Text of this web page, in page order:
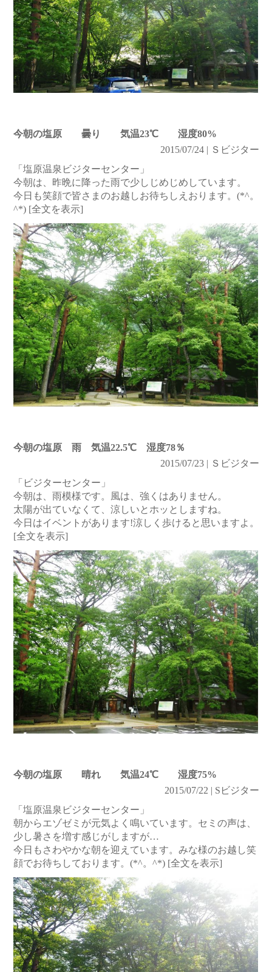
今朝の塩原 曇り 気温23℃ 湿度80%
2015/07/24 | Ｓビジター
「塩原温泉ビジターセンター」
今朝は、昨晩に降った雨で少しじめじめしています。
今日も笑顔で皆さまのお越しお待ちしえおります。(*^。
^*) [全文を表示]
今朝の塩原 雨 気温22.5℃ 湿度78％
2015/07/23 | Ｓビジター
「ビジターセンター」
今朝は、雨模様です。風は、強くはありません。
太陽が出ていなくて、涼しいとホッとしますね。
今日はイベントがあります!涼しく歩けると思いますよ。
[全文を表示]
今朝の塩原 晴れ 気温24℃ 湿度75%
2015/07/22 | Sビジター
「塩原温泉ビジターセンター」
朝からエゾゼミが元気よく鳴いています。セミの声は、
少し暑さを増す感じがしますが…
今日もさわやかな朝を迎えています。みな様のお越し笑
顔でお待ちしております。(*^。^*) [全文を表示]